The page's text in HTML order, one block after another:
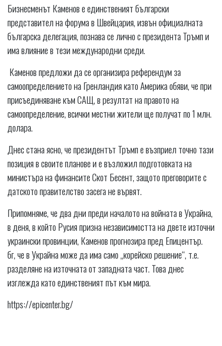
Бизнесменът Каменов е единственият български
представител на форума в Швейцария, извън официалната
българска делегация, познава се лично с президента Тръмп и
има влияние в тези международни среди.
Каменов предложи да се организира референдум за
самоопределението на Гренландия като Америка обяви, че при
присъединяване към САЩ, в резултат на правото на
самоопределение, всички местни жители ще получат по 1 млн.
долара.
Днес стана ясно, че президентът Тръмп е възприел точно тази
позиция в своите планове и е възложил подготовката на
министъра на финансите Скот Бесент, защото преговорите с
датското правителство засега не вървят.
Припомняме, че два дни преди началото на войната в Украйна,
в деня, в който Русия призна независимостта на двете източни
украински провинции, Каменов прогнозира пред Епицентър.
бг, че в Украйна може да има само „корейско решение“, т.е.
разделяне на източната от западната част. Това днес
изглежда като единственият път към мира.
https://epicenter.bg/